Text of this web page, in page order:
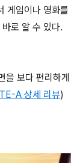
게임이나 영화를
로 알 수 있다.
을 보다 편리하게
A 상세 리뷰)